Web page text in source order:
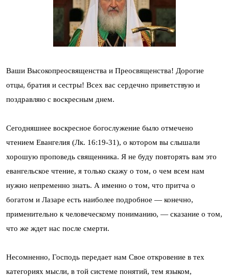
Ваши Высокопреосвященства и Преосвященства! Дорогие
отцы, братия и сестры! Всех вас сердечно приветствую и
поздравляю с воскресным днем.
Сегодняшнее воскресное богослужение было отмечено
чтением Евангелия (Лк. 16:19-31), о котором вы слышали
хорошую проповедь священника. Я не буду повторять вам это
евангельское чтение, я только скажу о том, о чем всем нам
нужно непременно знать. А именно о том, что притча о
богатом и Лазаре есть наиболее подробное — конечно,
применительно к человеческому пониманию, — сказание о том,
что же ждет нас после смерти.
Несомненно, Господь передает нам Свое откровение в тех
категориях мысли, в той системе понятий, тем языком,